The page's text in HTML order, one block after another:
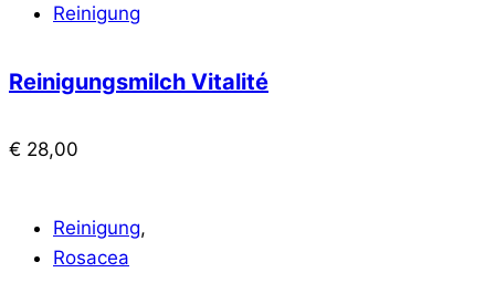
Reinigung
Reinigungsmilch Vitalité
€ 28,00
Reinigung,
Rosacea